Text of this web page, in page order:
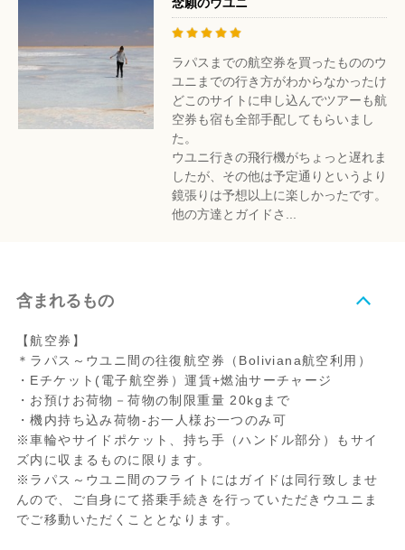
ラパスまでの航空券を買ったもののウ
ユニまでの行き方がわからなかったけ
どこのサイトに申し込んでツアーも航
空券も宿も全部手配してもらいまし
た。
ウユニ行きの飛行機がちょっと遅れま
したが、その他は予定通りというより
鏡張りは予想以上に楽しかったです。
他の方達とガイドさ...
含まれるもの
【航空券】
＊ラパス～ウユニ間の往復航空券（Boliviana航空利用）
・Eチケット(電子航空券）運賃+燃油サーチャージ
・お預けお荷物－荷物の制限重量 20kgまで
・機内持ち込み荷物-お一人様お一つのみ可
※車輪やサイドポケット、持ち手（ハンドル部分）もサイ
ズ内に収まるものに限ります。
※ラパス～ウユニ間のフライトにはガイドは同行致しませ
んので、ご自身にて搭乗手続きを行っていただきウユニま
でご移動いただくこととなります。